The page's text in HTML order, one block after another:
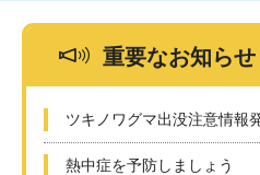
重要なお知らせ
ツキノワグマ出没注意情報
熱中症を予防しましょう